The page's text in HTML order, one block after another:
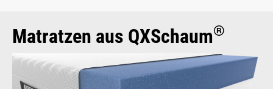
Matratzen aus QXSchaum®